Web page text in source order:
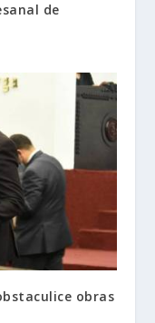
de
obras